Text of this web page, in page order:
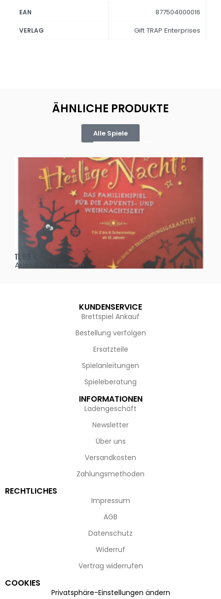
EAN 877504000016
VERLAG Gift TRAP Enterprises
ÄHNLICHE PRODUKTE
Alle Spiele
Oh, heilige Nacht!
11,95
Ausführung wählen
KUNDENSERVICE
Brettspiel Ankauf
Bestellung verfolgen
Ersatzteile
Spielanleitungen
Spieleberatung
INFORMATIONEN
Ladengeschäft
Newsletter
Über uns
Versandkosten
Zahlungsmethoden
RECHTLICHES
Impressum
AGB
Datenschutz
Widerruf
Vertrag widerrufen
COOKIES
Privatsphäre-Einstellungen ändern